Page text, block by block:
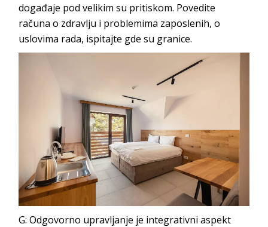
događaje pod velikim su pritiskom. Povedite
računa o zdravlju i problemima zaposlenih, o
uslovima rada, ispitajte gde su granice.
G: Odgovorno upravljanje je integrativni aspekt